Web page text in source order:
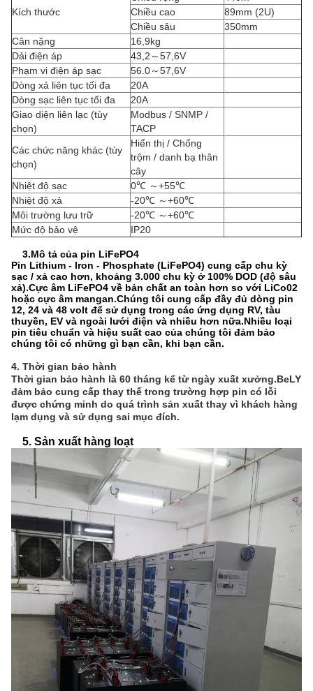
Kích thước
Chiều cao
89mm (2U)
Chiều sâu
350mm
Cân nặng
16,9kg
Dải điện áp
43,2 ～57,6V
Phạm vi điện áp sạc
56.0～57,6V
Dòng xả liên tục tối đa
20A
Dòng sạc liên tục tối đa
20A
Giao diện liên lạc (tùy
chọn)
Modbus / SNMP /
TACP
Các chức năng khác (tùy
chọn)
Hiển thị / Chống
trộm / danh bạ thân
cây
Nhiệt độ sạc
0℃ ～+55℃
Nhiệt độ xả
-20℃ ～+60℃
Môi trường lưu trữ
-20℃ ～+60℃
Mức độ bảo vệ
IP20
3.Mô tả của pin LiFePO4
Pin Lithium - lron - Phosphate (LiFePO4) cung cấp chu kỳ
sạc / xả cao hơn, khoảng 3.000 chu kỳ ở 100% DOD (độ sâu
xả).Cực âm LiFePO4 về bản chất an toàn hơn so với LiCo02
hoặc cực âm mangan.Chúng tôi cung cấp đầy đủ dòng pin
12, 24 và 48 volt để sử dụng trong các ứng dụng RV, tàu
thuyền, EV và ngoài lưới điện và nhiều hơn nữa.Nhiều loại
pin tiêu chuẩn và hiệu suất cao của chúng tôi đảm bảo
chúng tôi có những gì bạn cần, khi bạn cần.
4. Thời gian bảo hành
Thời gian bảo hành là 60 tháng kể từ ngày xuất xưởng.BeLY
đảm bảo cung cấp thay thế trong trường hợp pin có lỗi
được chứng minh do quá trình sản xuất thay vì khách hàng
lạm dụng và sử dụng sai mục đích.
5. Sản xuất hàng loạt